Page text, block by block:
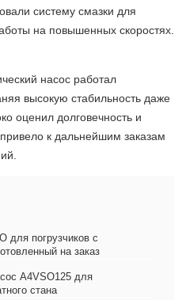
систему смазки для
на повышенных скоростях.
насос работал
высокую стабильность даже
оценил долговечность и
к дальнейшим заказам
для погрузчиков с
на заказ
A4VSO125 для
стана